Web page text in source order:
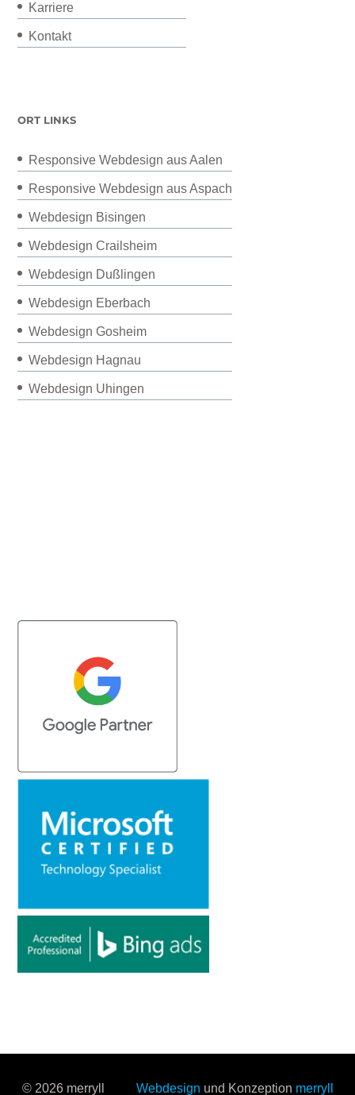
Karriere
Kontakt
ORT LINKS
Responsive Webdesign aus Aalen
Responsive Webdesign aus Aspach
Webdesign Bisingen
Webdesign Crailsheim
Webdesign Dußlingen
Webdesign Eberbach
Webdesign Gosheim
Webdesign Hagnau
Webdesign Uhingen
© 2026 merryll Webdesign und Konzeption merryll